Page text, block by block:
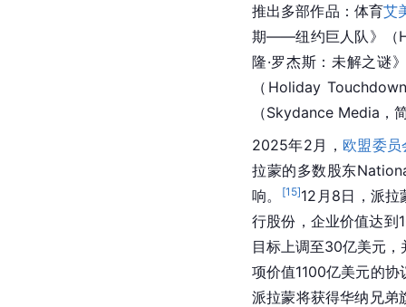
推出多部作品：体育艾
期——纽约巨人队》（
隆·罗杰斯：未解之谜
（Holiday
（Skydance Media，
2025年2月， 欧盟委员
拉蒙的多数股东
响。
[15]12月8日，派拉
行股份，企业价值达到
目标上调至30亿美元
项价值1100亿美元的
派拉蒙将获得华纳兄弟